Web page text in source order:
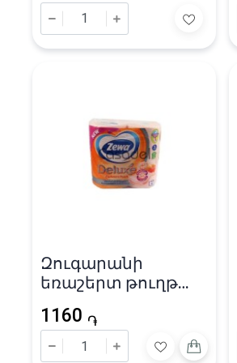
Զուգարանի
եռաշերտ թուղթ
թերթ / 12.0x9.5սմ
1160 ֏